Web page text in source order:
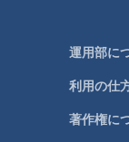
運用部に
利用の仕
著作権に